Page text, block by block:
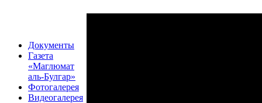
Документы
Газета
«Маглюмат
аль-Булгар»
Фотогалерея
Видеогалерея